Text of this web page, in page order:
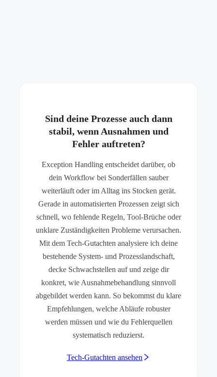
Sind deine Prozesse auch dann
stabil, wenn Ausnahmen und
Fehler auftreten?
Exception Handling entscheidet darüber, ob
dein Workflow bei Sonderfällen sauber
weiterläuft oder im Alltag ins Stocken gerät.
Gerade in automatisierten Prozessen zeigt sich
schnell, wo fehlende Regeln, Tool-Brüche oder
unklare Zuständigkeiten Probleme verursachen.
Mit dem Tech-Gutachten analysiere ich deine
bestehende System- und Prozesslandschaft,
decke Schwachstellen auf und zeige dir
konkret, wie Ausnahmebehandlung sinnvoll
abgebildet werden kann. So bekommst du klare
Empfehlungen, welche Abläufe robuster
werden müssen und wie du Fehlerquellen
systematisch reduzierst.
Tech-Gutachten ansehen